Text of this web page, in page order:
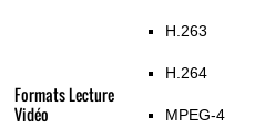
Formats Lecture
Vidéo
H.263
H.264
MPEG-4